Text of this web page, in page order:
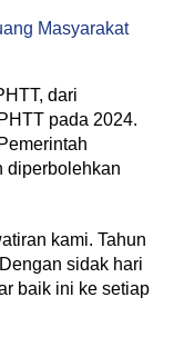
Masyarakat
dari
pada 2024.
diperbolehkan
kami. Tahun
sidak hari
baik ini ke setiap